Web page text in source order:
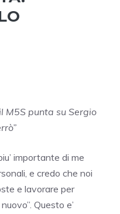
M5S punta su Sergio
importante di me
e credo che noi
e lavorare per
Questo e’